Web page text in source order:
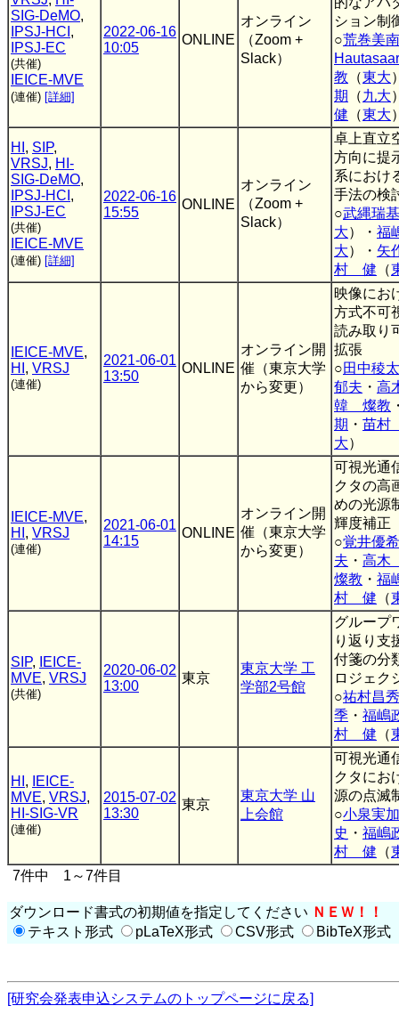
SIG-DeMO,
IPSJ-HCI ,
IPSJ-EC
(共催)
IEICE-MVE
(連催) [詳細]
2022-06-16
10:05
ONLINE
オンライン
（Zoom +
Slack）
ション制
○荒巻美
教 （東大
期
（九大
健 （東大
HI , SIP,
VRSJ, HI-
SIG-DeMO,
IPSJ-HCI ,
IPSJ-EC
(共催)
IEICE-MVE
(連催) [詳細]
2022-06-16
15:55
ONLINE
オンライン
（Zoom +
Slack）
卓上直立
方向に提
系におけ
手法の検
○武縄瑞基
大）・ 福
大）・ 矢
村 健 （
IEICE-MVE,
HI , VRSJ
(連催)
2021-06-01
13:50
ONLINE
オンライン開
催（東京大学
から変更）
映像にお
方式不可
読み取り
拡張
○田中稜
郁夫 ・ 高
韓 燦教
期 ・ 苗
大）
IEICE-MVE,
HI , VRSJ
(連催)
2021-06-01
14:15
ONLINE
オンライン開
催（東京大学
から変更）
可視光通
クタの高
めの光源
輝度補正
○覚井優希
夫 ・ 高
燦教 ・ 福
村 健 （
SIP,
IEICE-
MVE, VRSJ
(共催)
2020-06-02
13:00
東京
東京大学 工
学部2号館
グループ
り返り支
付箋の分
ロジェク
○祐村昌秀
季 ・ 福嶋
村 健 （
HI ,
IEICE-
MVE, VRSJ,
HI-SIG-VR
(連催)
2015-07-02
13:30
東京
東京大学 山
上会館
可視光通
クタにお
源の点滅
○小泉実加
史 ・ 福嶋
村 健 （
7件中 1～7件目
ダウンロード書式の初期値を指定してください ＮＥＷ！！
テキスト形式
pLaTeX形式 CSV形式 BibTeX形式
[研究会発表申込システムのトップページに戻る]